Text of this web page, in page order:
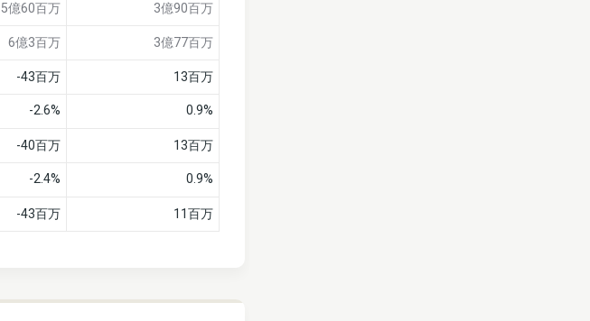
5億60百万 3億90百万
6億3百万 3億77百万
-43百万 13百万
-2.6% 0.9%
-40百万 13百万
-2.4% 0.9%
-43百万 11百万